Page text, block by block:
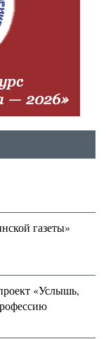
газеты»
«Услышь,